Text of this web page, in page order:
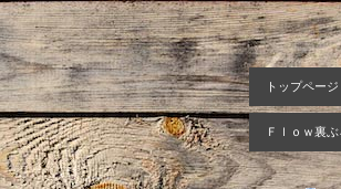
トップページ
Ｆｌｏｗ裏ぶ